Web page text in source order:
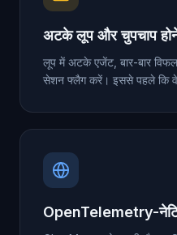
अटके लूप और चुपचाप
लूप में अटके एजेंट, बार-बार
सेशन फ्लैग करें। इससे पहले कि
OpenTelemetry-